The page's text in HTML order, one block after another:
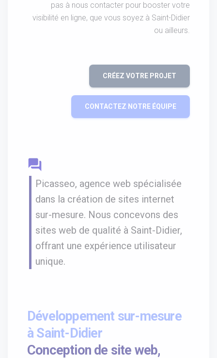
pas à nous contacter pour booster votre
visibilité en ligne, que vous soyez à Saint-Didier
ou ailleurs.
CRÉEZ VOTRE PROJET
CONTACTEZ NOTRE ÉQUIPE
question_answer
Picasseo, agence web spécialisée
dans la création de sites internet
sur-mesure. Nous concevons des
sites web de qualité à Saint-Didier,
offrant une expérience utilisateur
unique.
Développement sur-mesure
à Saint-Didier
Conception de site web,